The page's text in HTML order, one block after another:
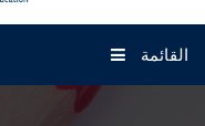
القائمة